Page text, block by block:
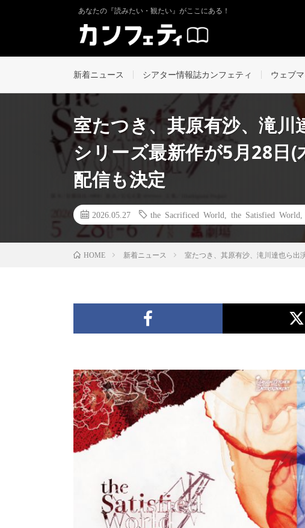
あなたの『読みたい・観たい』がここにある！
新着ニュース シアター情報誌カンフェティ ウェブ
室たつき、其原有沙、滝
シリーズ最新作が5月28日(
配信も決定
2026.05.27 the Sacrificed World the Satisfied World
HOME 新着ニュース 室たつき、其原有沙、滝川達也ら